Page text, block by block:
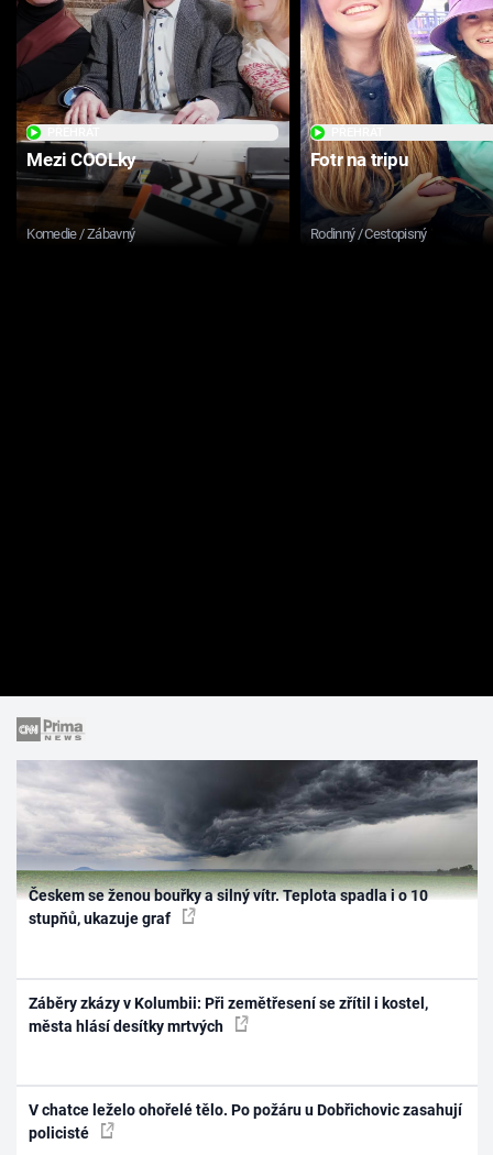
Mezi COOLky
Komedie / Zábavný
Fotr na tripu
Rodinný / Cestopisný
Českem se ženou bouřky a silný vítr. Teplota spadla i o 10
stupňů, ukazuje graf
Záběry zkázy v Kolumbii: Při zemětřesení se zřítil i kostel,
města hlásí desítky mrtvých
V chatce leželo ohořelé tělo. Po požáru u Dobřichovic zasahují
policisté